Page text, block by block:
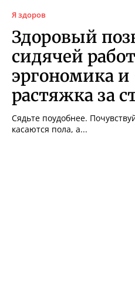
Я здоров
Здоровый
сидячей
эргономика
растяжка за
Сядьте поудобнее.
касаются пола, а...